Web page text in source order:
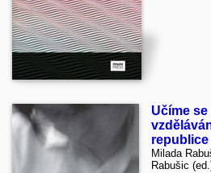
Učíme
republice
Milada
Rabušic